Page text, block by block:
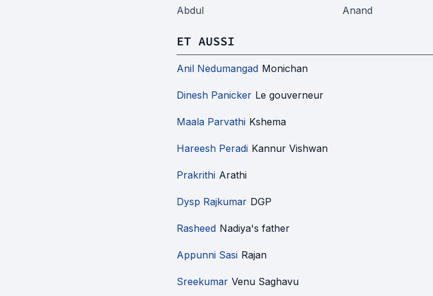
Abdul
Anand
ET AUSSI
Anil Nedumangad Monichan
Dinesh Panicker Le gouverneur
Maala Parvathi Kshema
Hareesh Peradi Kannur Vishwan
Prakrithi Arathi
Dysp Rajkumar DGP
Rasheed Nadiya's father
Appunni Sasi Rajan
Sreekumar Venu Saghavu